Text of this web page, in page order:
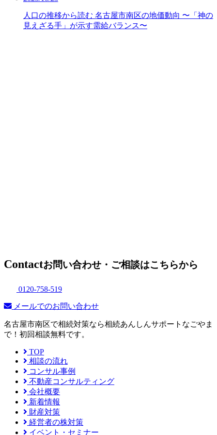
人口の推移から読む 名古屋市南区の地価動向 〜「神の
見えざる手」が示す需給バランス〜
Contactお問い合わせ・ご相談はこちらから
0120-758-519
メールでのお問い合わせ
名古屋市南区で相続対策なら相続あんしんサポートなごやま
で！初回相談無料です。
TOP
相談の流れ
コンサル事例
不動産コンサルティング
会社概要
新着情報
財産対策
経営者の株対策
イベント・セミナー